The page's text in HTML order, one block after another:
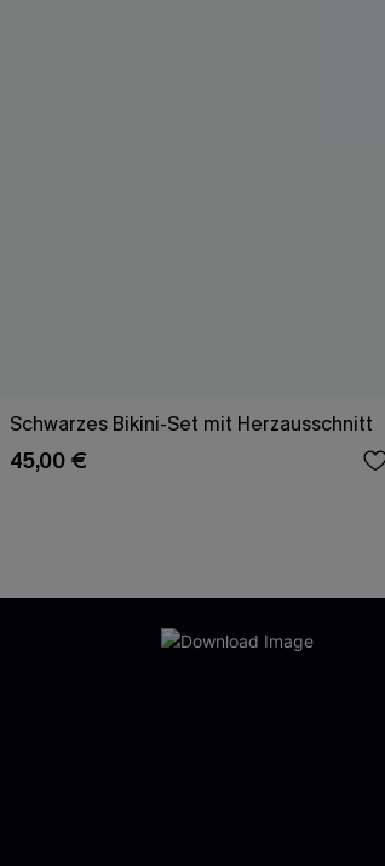
Schwarzes Bikini-Set mit Herzausschnitt
45,00 €